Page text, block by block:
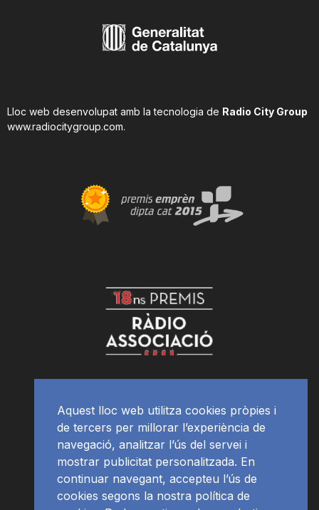
Lloc web desenvolupat amb la tecnologia de Radio City Group
www.radiocitygroup.com.
Aquest lloc web utilitza cookies pròpies i
de tercers per millorar l’experiència de
navegació, analitzar l’ús del servei i
mostrar publicitat personalitzada. En
continuar navegant, accepteu l’ús de
cookies segons la nostra política de